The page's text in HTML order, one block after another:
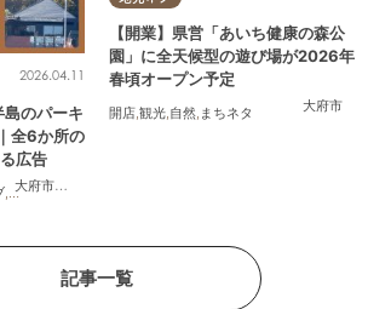
大府市
,阿久比町
2026.04.11
島のパーキ
全6か所の
広告
観光, ちたまる広告
大府市
【開業】県営「あいち健康の森公
園」に全天候型の遊び場が2026年
春頃オープン予定
開店 観光 自然 まちネタ
記事一覧